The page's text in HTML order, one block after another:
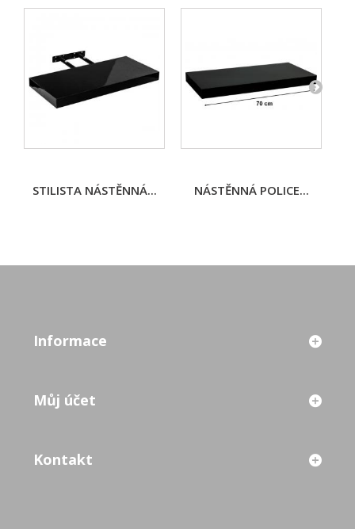
STILISTA NÁSTĚNNÁ... NÁSTĚNNÁ POLICE...
Informace
Můj účet
Kontakt